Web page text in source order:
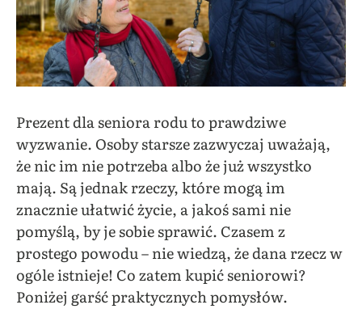
Prezent dla seniora rodu to prawdziwe
wyzwanie. Osoby starsze zazwyczaj uważają,
że nic im nie potrzeba albo że już wszystko
mają. Są jednak rzeczy, które mogą im
znacznie ułatwić życie, a jakoś sami nie
pomyślą, by je sobie sprawić. Czasem z
prostego powodu – nie wiedzą, że dana rzecz w
ogóle istnieje! Co zatem kupić seniorowi?
Poniżej garść praktycznych pomysłów.